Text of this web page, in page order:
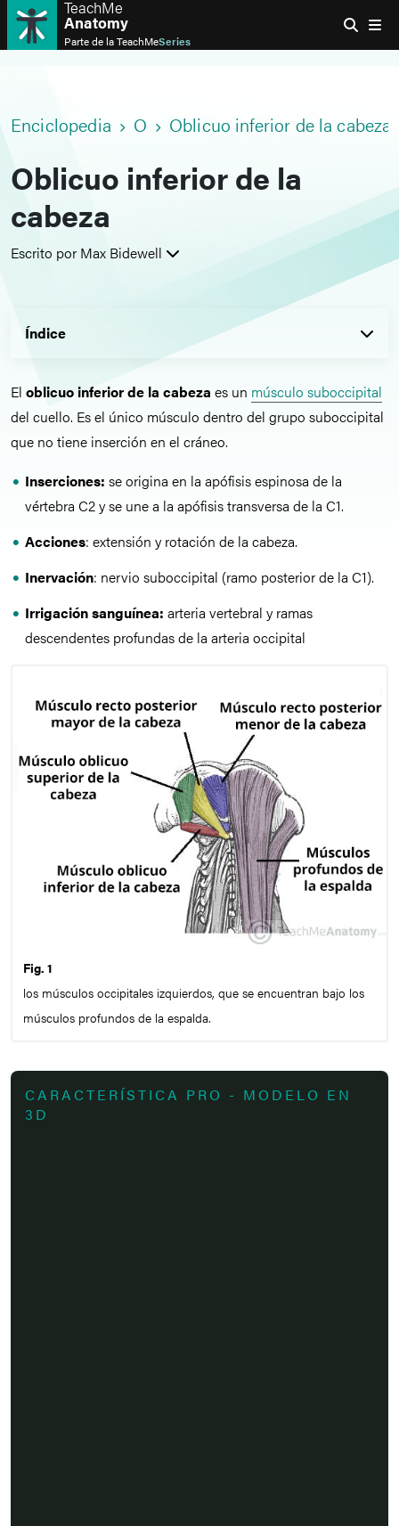
TeachMe
Anatomy
Parte de laTeachMeSeries
Enciclopedia O Oblicuo inferior de la cabeza
Oblicuo inferior de la
cabeza
Escrito por Max Bidewell
Índice
El oblicuo inferior de la cabeza es un músculo suboccipital
del cuello. Es el único músculo dentro del grupo suboccipital
que no tiene inserción en el cráneo.
Inserciones: se origina en la apófisis espinosa de la
vértebra C2 y se une a la apófisis transversa de la C1.
Acciones: extensión y rotación de la cabeza.
Inervación: nervio suboccipital (ramo posterior de la C1).
Irrigación sanguínea: arteria vertebral y ramas
descendentes profundas de la arteria occipital
Fig. 1
los músculos occipitales izquierdos, que se encuentran bajo los
músculos profundos de la espalda.
CARACTERÍSTICA PRO - MODELO EN
3D